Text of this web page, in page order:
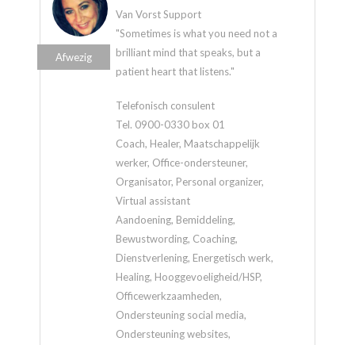
Van Vorst Support
"Sometimes is what you need not a
brilliant mind that speaks, but a
patient heart that listens."
Telefonisch consulent
Tel. 0900-0330 box 01
Coach, Healer, Maatschappelijk
werker, Office-ondersteuner,
Organisator, Personal organizer,
Virtual assistant
Aandoening, Bemiddeling,
Bewustwording, Coaching,
Dienstverlening, Energetisch werk,
Healing, Hooggevoeligheid/HSP,
Officewerkzaamheden,
Ondersteuning social media,
Ondersteuning websites,
Afwezig